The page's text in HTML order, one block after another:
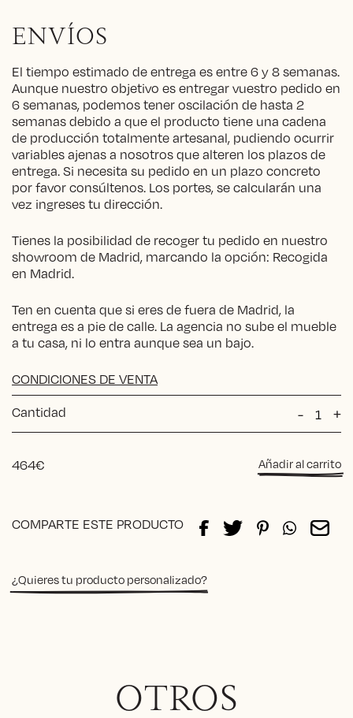
ENVÍOS
El tiempo estimado de entrega es entre 6 y 8 semanas.
Aunque nuestro objetivo es entregar vuestro pedido en
6 semanas, podemos tener oscilación de hasta 2
semanas debido a que el producto tiene una cadena
de producción totalmente artesanal, pudiendo ocurrir
variables ajenas a nosotros que alteren los plazos de
entrega. Si necesita su pedido en un plazo concreto
por favor consúltenos. Los portes, se calcularán una
vez ingreses tu dirección.
Tienes la posibilidad de recoger tu pedido en nuestro
showroom de Madrid, marcando la opción: Recogida
en Madrid.
Ten en cuenta que si eres de fuera de Madrid, la
entrega es a pie de calle. La agencia no sube el mueble
a tu casa, ni lo entra aunque sea un bajo.
CONDICIONES DE VENTA
Cantidad
-
POUF
Clotilde
+
464€ Añadir al carrito
COMPARTE ESTE PRODUCTO
¿Quieres tu producto personalizado?
OTROS